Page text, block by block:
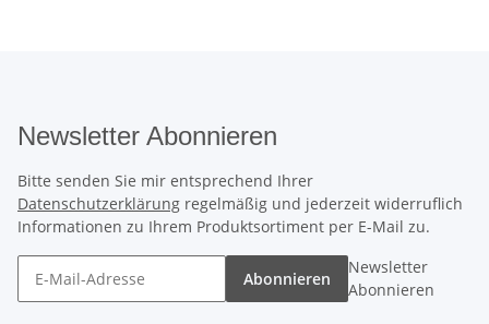
Newsletter Abonnieren
Bitte senden Sie mir entsprechend Ihrer
Datenschutzerklärung regelmäßig und jederzeit widerruflich
Informationen zu Ihrem Produktsortiment per E-Mail zu.
Abonnieren
Newsletter
Abonnieren